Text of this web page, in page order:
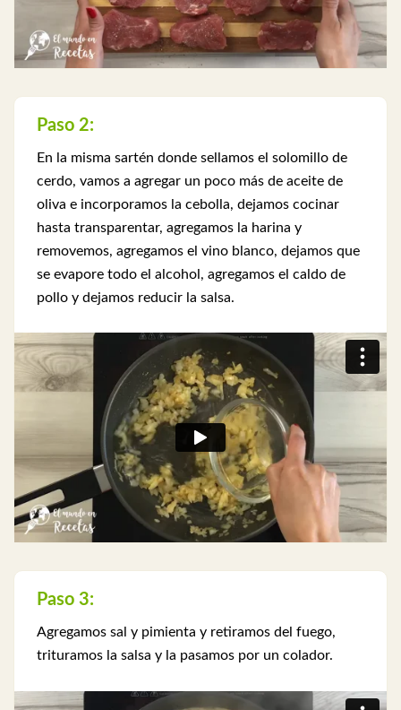
Paso 2:
En la misma sartén donde sellamos el solomillo de
cerdo, vamos a agregar un poco más de aceite de
oliva e incorporamos la cebolla, dejamos cocinar
hasta transparentar, agregamos la harina y
removemos, agregamos el vino blanco, dejamos que
se evapore todo el alcohol, agregamos el caldo de
pollo y dejamos reducir la salsa.
Paso 3:
Agregamos sal y pimienta y retiramos del fuego,
trituramos la salsa y la pasamos por un colador.